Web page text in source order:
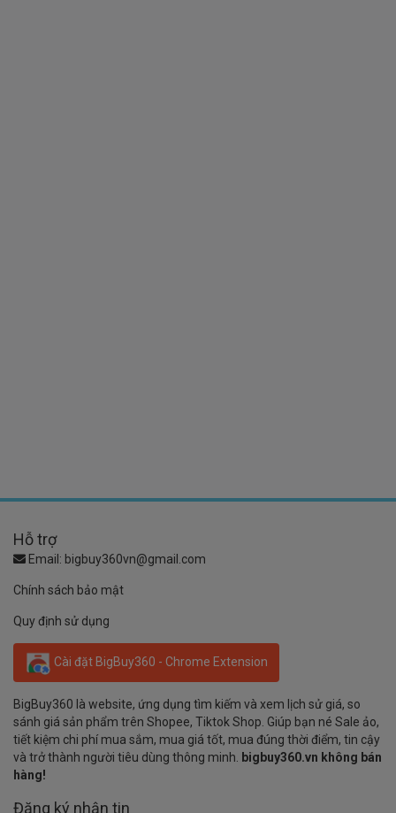
Hỗ trợ
Email: bigbuy360vn@gmail.com
Chính sách bảo mật
Quy định sử dụng
Cài đặt BigBuy360 - Chrome Extension
BigBuy360 là website, ứng dụng tìm kiếm và xem lịch sử giá, so
sánh giá sản phẩm trên Shopee, Tiktok Shop. Giúp bạn né Sale ảo,
tiết kiệm chi phí mua sắm, mua giá tốt, mua đúng thời điểm, tin cậy
và trở thành người tiêu dùng thông minh. bigbuy360.vn không bán
hàng!
Đăng ký nhận tin